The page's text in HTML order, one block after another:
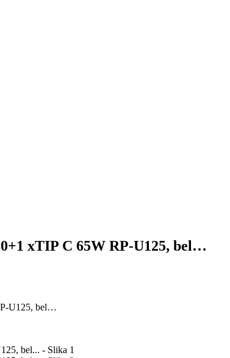
xTIP C 65W RP-U125, bel…
U125, bel…